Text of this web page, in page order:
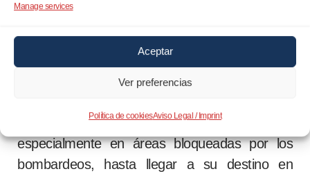
Manage services
Aceptar
Ver preferencias
Política de cookiesAviso Legal / Imprint
Igualmente, WCK ayudó a la Fundación
Madrina desde la frontera de Polonia para
apoyar con alimentos en el rescate de niños
2022, dentro del territorio ucraniano,
especialmente en áreas bloqueadas por los
bombardeos, hasta llegar a su destino en